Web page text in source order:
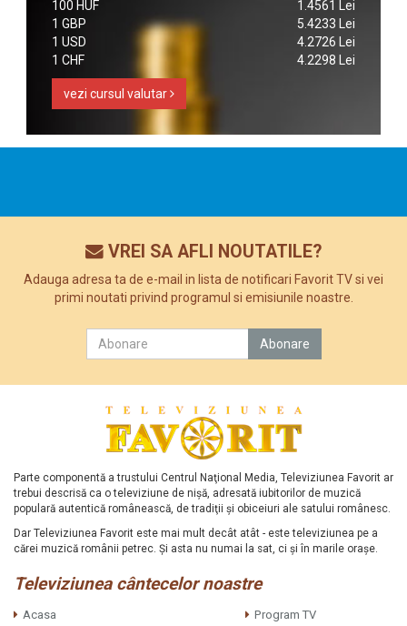
100 HUF
1.4561 Lei
1 GBP
5.4233 Lei
1 USD
4.2726 Lei
1 CHF
4.2298 Lei
vezi cursul valutar
VREI SA AFLI NOUTATILE?
Adauga adresa ta de e-mail in lista de notificari Favorit TV si vei
primi noutati privind programul si emisiunile noastre.
Parte componentă a trustului Centrul Naţional Media, Televiziunea Favorit ar
trebui descrisă ca o televiziune de nişă, adresată iubitorilor de muzică
populară autentică românească, de tradiţii şi obiceiuri ale satului românesc.
Dar Televiziunea Favorit este mai mult decât atât - este televiziunea pe a
cărei muzică românii petrec. Şi asta nu numai la sat, ci şi în marile oraşe.
Televiziunea cântecelor noastre
Acasa
Program TV